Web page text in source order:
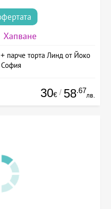
Хапване
торта Линд от Йоко
30€ / 58.67
лв.